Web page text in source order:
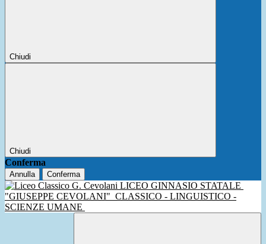
Chiudi
Chiudi
Conferma
Annulla Conferma
LICEO GINNASIO STATALE
"GIUSEPPE CEVOLANI" CLASSICO - LINGUISTICO -
SCIENZE UMANE